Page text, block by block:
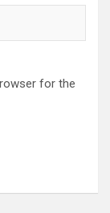
for the